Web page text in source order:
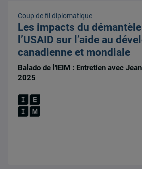
Coup de fil diplomatique
Les impacts du
l’USAID sur l’aide au
canadienne et mondiale
Balado de l'IEIM : Entretien avec
2025